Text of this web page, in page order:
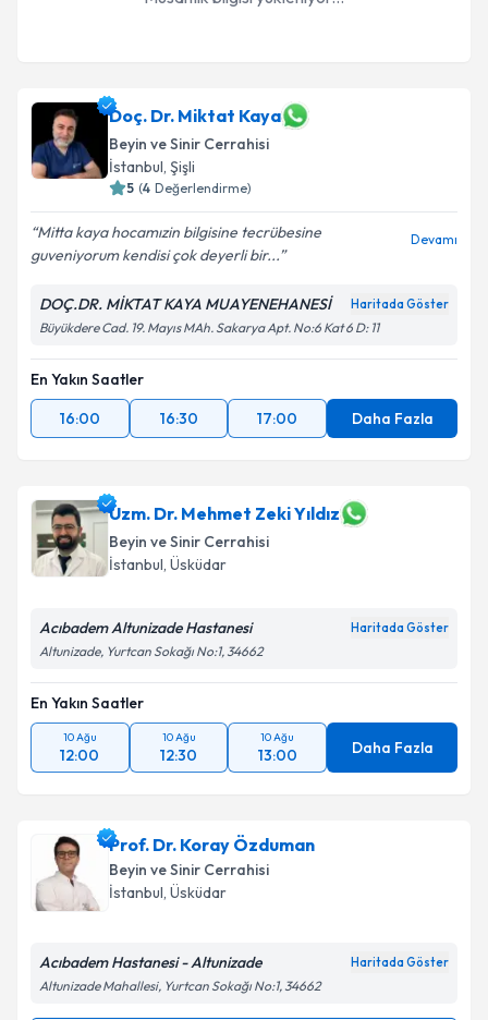
Doç. Dr. Miktat Kaya
Beyin ve Sinir Cerrahisi
İstanbul, Şişli
5 (4 Değerlendirme)
Mitta kaya hocamızin bilgisine tecrübesine
guveniyorum kendisi çok deyerli bir...
Devamı
DOÇ.DR. MİKTAT KAYA MUAYENEHANESİ Haritada Göster
Büyükdere Cad. 19. Mayıs MAh. Sakarya Apt. No:6 Kat 6 D: 11
En Yakın Saatler
16:00
16:30 17:00 Daha Fazla
Uzm. Dr. Mehmet Zeki Yıldız
Beyin ve Sinir Cerrahisi
İstanbul, Üsküdar
Acıbadem Altunizade Hastanesi Haritada Göster
Altunizade, Yurtcan Sokağı No:1, 34662
En Yakın Saatler
10 Ağu
12:00
10 Ağu
12:30
10 Ağu
13:00 Daha Fazla
Prof. Dr. Koray Özduman
Beyin ve Sinir Cerrahisi
İstanbul, Üsküdar
Acıbadem Hastanesi - Altunizade Haritada Göster
Altunizade Mahallesi, Yurtcan Sokağı No:1, 34662